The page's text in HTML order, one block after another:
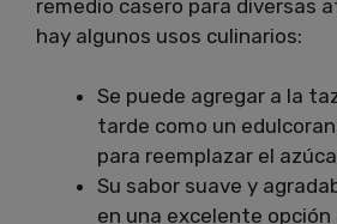
remedio casero para diversas
hay algunos usos culinarios:
Se puede agregar a la
tarde como un
para reemplazar el
Su sabor suave y
en una excelente opción